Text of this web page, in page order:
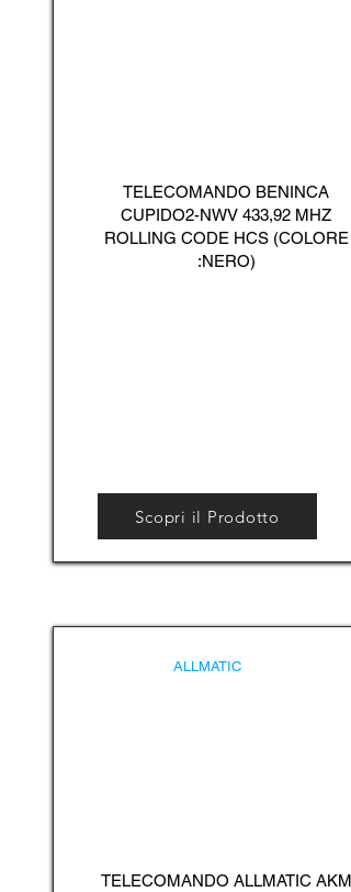
TELECOMANDO BENINCA
CUPIDO2-NWV 433,92 MHZ
ROLLING CODE HCS (COLORE
:NERO)
Scopri il Prodotto
ALLMATIC
TELECOMANDO ALLMATIC AKM